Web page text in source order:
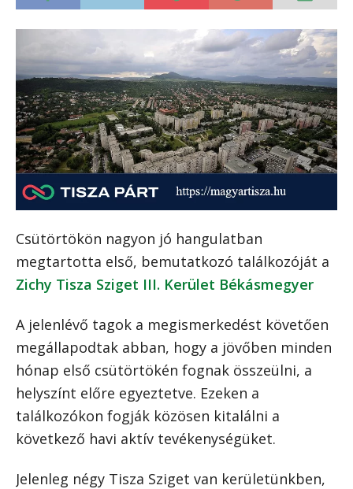
Csütörtökön nagyon jó hangulatban
megtartotta első, bemutatkozó találkozóját a
Zichy Tisza Sziget III. Kerület Békásmegyer
A jelenlévő tagok a megismerkedést követően
megállapodtak abban, hogy a jövőben minden
hónap első csütörtökén fognak összeülni, a
helyszínt előre egyeztetve. Ezeken a
találkozókon fogják közösen kitalálni a
következő havi aktív tevékenységüket.
Jelenleg négy Tisza Sziget van kerületünkben,